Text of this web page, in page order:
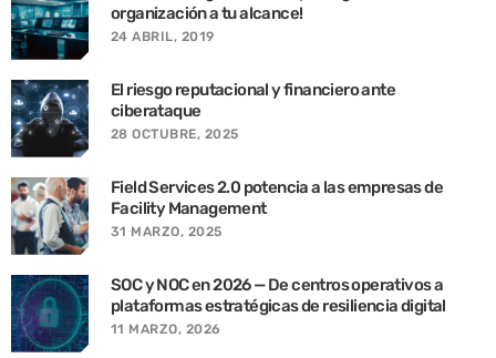
organización a tu alcance!
24 ABRIL, 2019
El riesgo reputacional y financiero ante
ciberataque
28 OCTUBRE, 2025
Field Services 2.0 potencia a las empresas de
Facility Management
31 MARZO, 2025
SOC y NOC en 2026 — De centros operativos a
plataformas estratégicas de resiliencia digital
11 MARZO, 2026